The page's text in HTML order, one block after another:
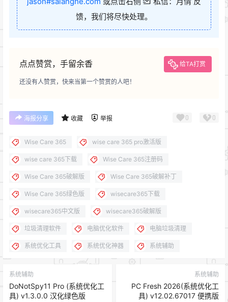
馈，我们将尽快处理。
点点赞赏，手留余香 给TA打赏
还没有人赞赏，快来当第一个赞赏的人吧！
海报分享 收藏 举报 0 0
Wise Care 365 wise care 365 pro激活版
wise care 365下载 Wise Care 365注册码
Wise Care 365破解版 Wise Care 365破解补丁
Wise Care 365绿色版 wisecare365下载
wisecare365中文版 wisecare365破解版
垃圾清理软件 电脑优化软件 电脑垃圾清理
系统优化工具 系统优化神器 系统辅助
系统辅助
DoNotSpy11 Pro (系统优化工
具) v1.3.0.0 汉化绿色版
系统辅助
PC Fresh 2026(系统优化工
具) v12.02.67017 便携版